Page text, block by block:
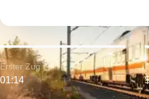
Erster Zug:
01:14